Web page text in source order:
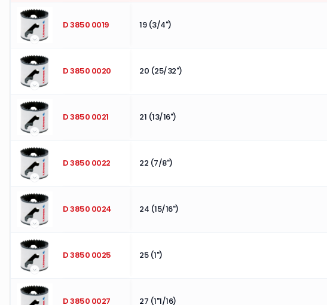
D 3850 0019 19 (3/4")
D 3850 0020 20 (25/32")
D 3850 0021 21 (13/16")
D 3850 0022 22 (7/8")
D 3850 0024 24 (15/16")
D 3850 0025 25 (1")
D 3850 0027 27 (1"1/16)